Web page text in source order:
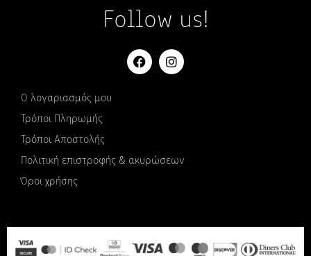
Follow us!
Ο λογαριασμός μου
Τρόποι Πληρωμής
Τρόποι Αποστολής
Πολιτική επιστροφής & ακυρώσεων
Όροι χρήσης